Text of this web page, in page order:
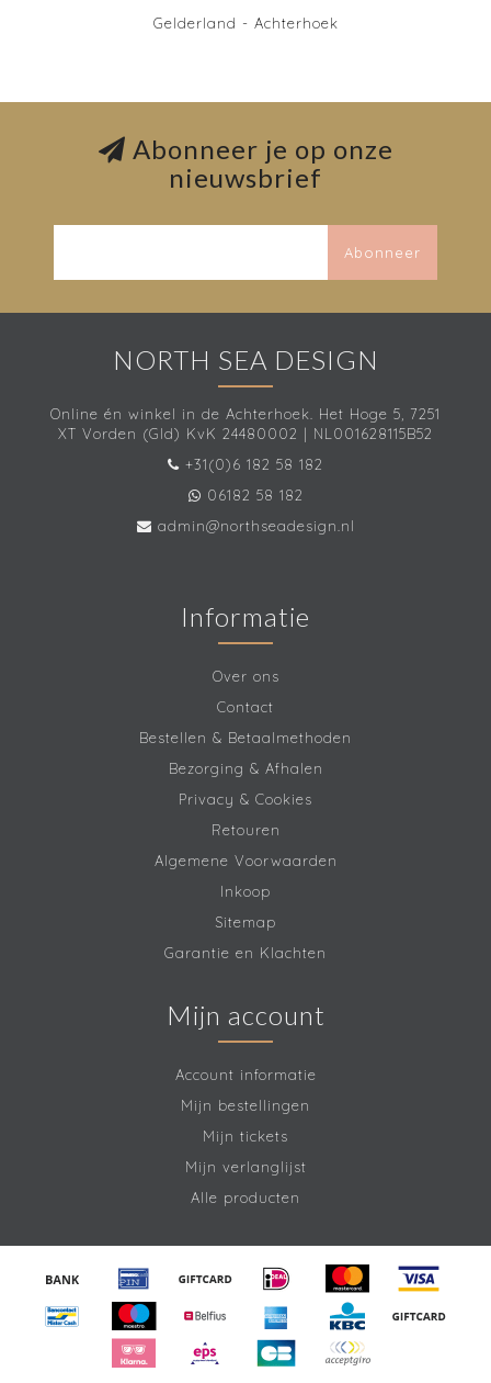
Gelderland - Achterhoek
Abonneer je op onze
nieuwsbrief
Abonneer
NORTH SEA DESIGN
Online én winkel in de Achterhoek. Het Hoge 5, 7251
XT Vorden (Gld) KvK 24480002 | NL001628115B52
+31(0)6 182 58 182
06182 58 182
admin@northseadesign.nl
Informatie
Over ons
Contact
Bestellen & Betaalmethoden
Bezorging & Afhalen
Privacy & Cookies
Retouren
Algemene Voorwaarden
Inkoop
Sitemap
Garantie en Klachten
Mijn account
Account informatie
Mijn bestellingen
Mijn tickets
Mijn verlanglijst
Alle producten